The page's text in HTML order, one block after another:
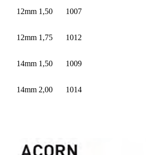
12mm 1,50 1007
12mm 1,75 1012
14mm 1,50 1009
14mm 2,00 1014